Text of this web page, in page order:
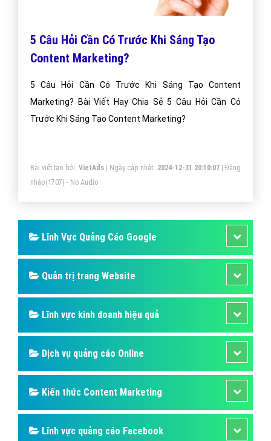
5 Câu Hỏi Cần Có Trước Khi Sáng Tạo
Content Marketing?
5 Câu Hỏi Cần Có Trước Khi Sáng Tạo Content
Marketing? Bài Viết Hay Chia Sẻ 5 Câu Hỏi Cần Có
Trước Khi Sáng Tạo Content Marketing?
Bài viết tạo bởi: VietAds| Ngày cập nhật: 2024-12-31 20:10:07|Đăng
nhập(1707) - No Audio
Lĩnh Vực Quảng Cáo Google
Quản trị trang Website
Lĩnh vực kinh doanh hiệu quả
Dịch vụ quảng cáo Online
Kiến thức Content Marketing
Lĩnh vực quảng cáo Facebook